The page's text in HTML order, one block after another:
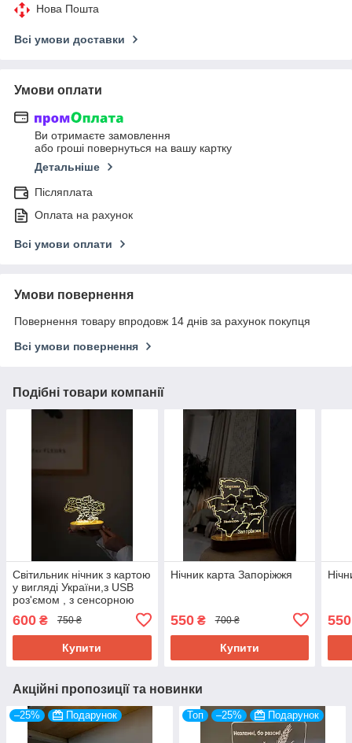
Нова Пошта
Всі умови доставки
Умови оплати
Ви отримаєте замовлення
або гроші повернуться на вашу картку
Детальніше
Післяплата
Оплата на рахунок
Всі умови оплати
Умови повернення
Повернення товару впродовж 14 днів за рахунок покупця
Всі умови повернення
Подібні товари компанії
Світильник нічник з картою
у вигляді України,з USB
роз'ємом , з сенсорною
600 ₴ 750 ₴
Купити
Нічник карта Запоріжжя
550₴ 700 ₴
Купити
550
Акційні пропозиції та новинки
–25% Подарунок Топ –25% Подарунок